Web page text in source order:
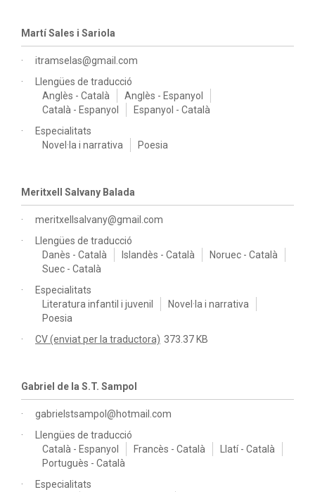
Martí Sales i Sariola
itramselas@gmail.com
Llengües de traducció
Anglès - Català
Anglès - Espanyol
Català - Espanyol
Espanyol - Català
Especialitats
Novel·la i narrativa
Poesia
Meritxell Salvany Balada
meritxellsalvany@gmail.com
Llengües de traducció
Danès - Català
Islandès - Català
Noruec - Català
Suec - Català
Especialitats
Literatura infantil i juvenil
Novel·la i narrativa
Poesia
CV (enviat per la traductora) 373.37 KB
Gabriel de la S.T. Sampol
gabrielstsampol@hotmail.com
Llengües de traducció
Català - Espanyol
Francès - Català
Llatí - Català
Portuguès - Català
Especialitats